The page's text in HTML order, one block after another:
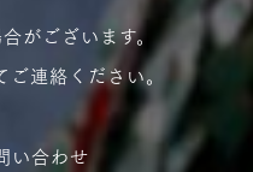
がございます。
連絡ください。
い合わせ